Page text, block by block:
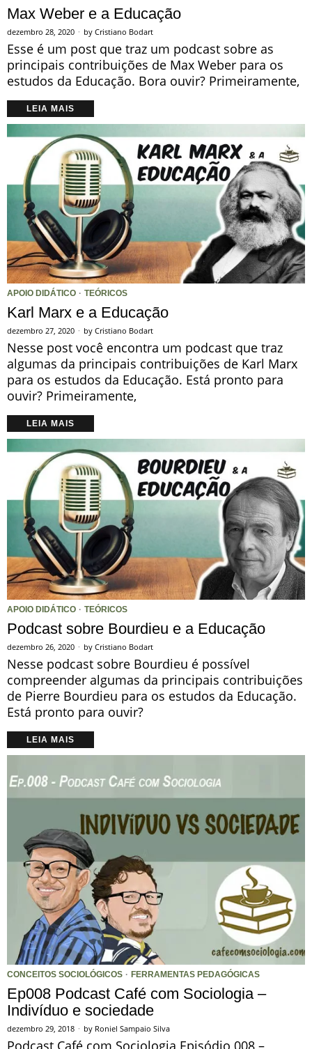
Max Weber e a Educação
dezembro 28, 2020 by Cristiano Bodart
Esse é um post que traz um podcast sobre as
principais contribuições de Max Weber para os
estudos da Educação. Bora ouvir? Primeiramente,
LEIA MAIS
APOIO DIDÁTICO · TEÓRICOS
Karl Marx e a Educação
dezembro 27, 2020 by Cristiano Bodart
Nesse post você encontra um podcast que traz
algumas da principais contribuições de Karl Marx
para os estudos da Educação. Está pronto para
ouvir? Primeiramente,
LEIA MAIS
APOIO DIDÁTICO · TEÓRICOS
Podcast sobre Bourdieu e a Educação
dezembro 26, 2020 by Cristiano Bodart
Nesse podcast sobre Bourdieu é possível
compreender algumas da principais contribuições
de Pierre Bourdieu para os estudos da Educação.
Está pronto para ouvir?
LEIA MAIS
CONCEITOS SOCIOLÓGICOS · FERRAMENTAS PEDAGÓGICAS
Ep008 Podcast Café com Sociologia –
Indivíduo e sociedade
dezembro 29, 2018 by Roniel Sampaio Silva
Podcast Café com Sociologia Episódio 008 –